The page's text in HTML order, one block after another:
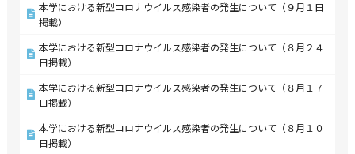
本学における新型コロナウイルス感染者の発生について（９月１日
掲載）
本学における新型コロナウイルス感染者の発生について（８月２４
日掲載）
本学における新型コロナウイルス感染者の発生について（８月１７
日掲載）
本学における新型コロナウイルス感染者の発生について（８月１０
日掲載）